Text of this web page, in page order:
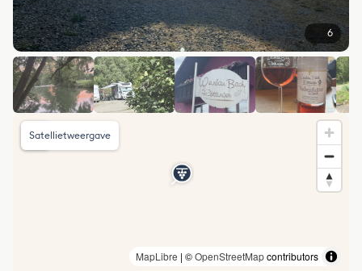
6
MapLibre | ©OpenStreetMapcontributors
Satellietweergave